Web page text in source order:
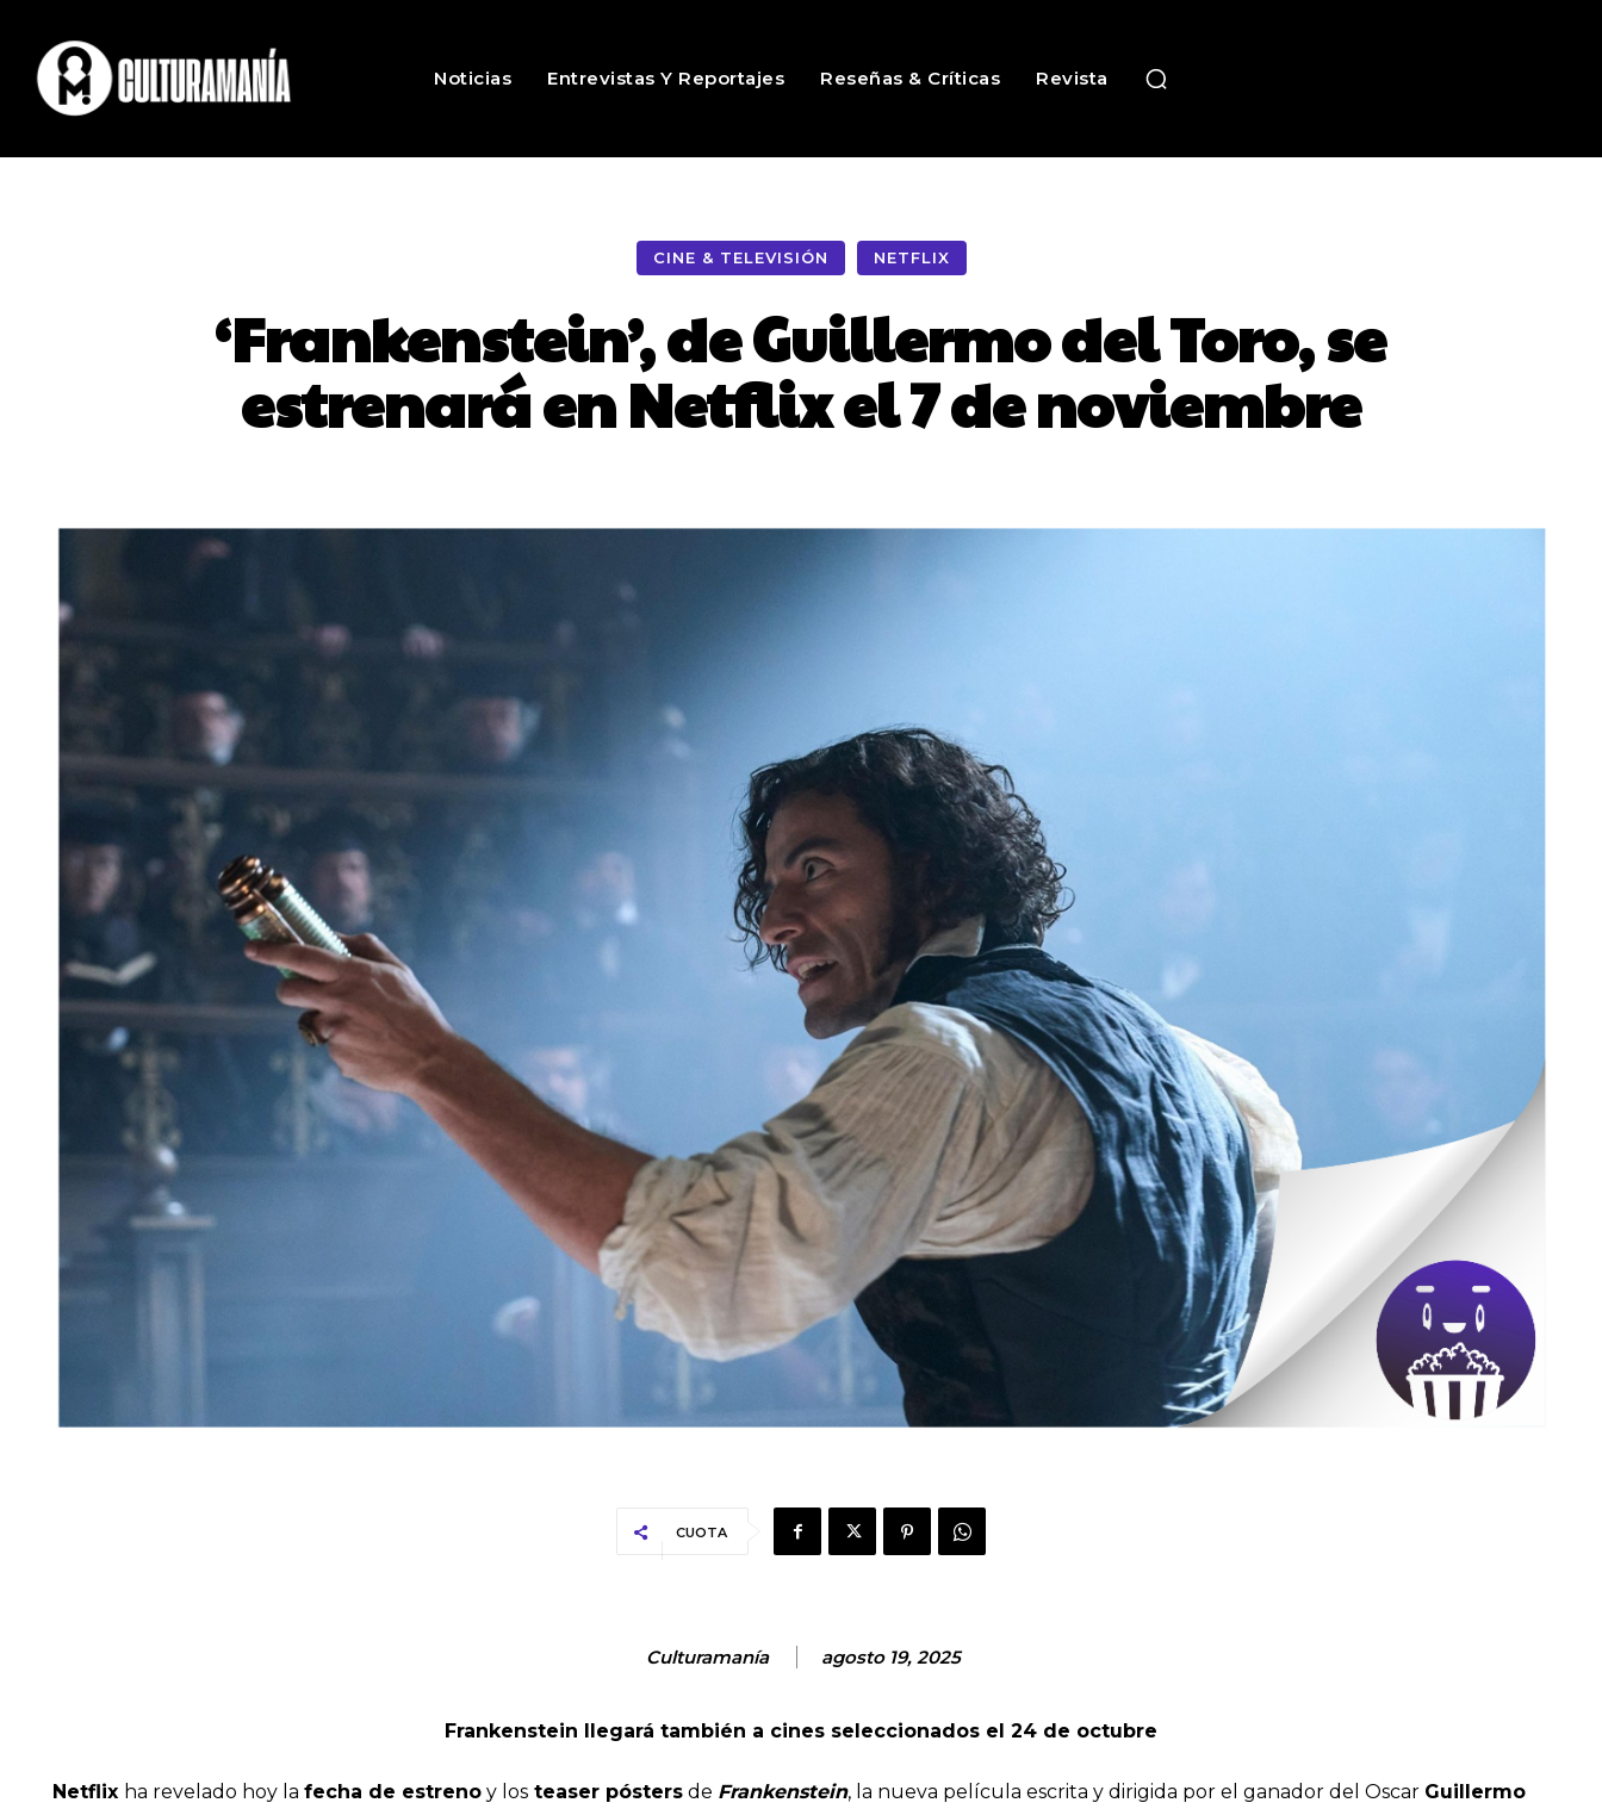
Noticias Entrevistas Y Reportajes Reseñas & Críticas Revista
CINE & TELEVISIÓN NETFLIX
‘Frankenstein’, de Guillermo del Toro, se
estrenará en Netflix el 7 de noviembre
CUOTA
Culturamanía agosto 19, 2025
Frankenstein llegará también a cines seleccionados el 24 de octubre
Netflix ha revelado hoy la fecha de estreno y los teaser pósters de Frankenstein, la nueva película escrita y dirigida por el ganador del Oscar Guillermo